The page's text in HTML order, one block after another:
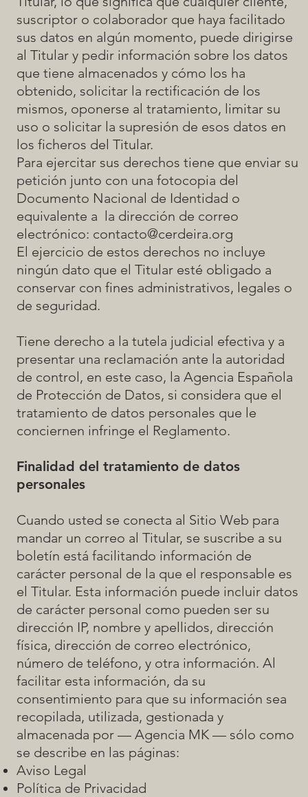
suscriptor o colaborador que haya facilitado
sus datos en algún momento, puede dirigirse
al Titular y pedir información sobre los datos
que tiene almacenados y cómo los ha
obtenido, solicitar la rectificación de los
mismos, oponerse al tratamiento, limitar su
uso o solicitar la supresión de esos datos en
los ficheros del Titular.
Para ejercitar sus derechos tiene que enviar su
petición junto con una fotocopia del
Documento Nacional de Identidad o
equivalente a la dirección de correo
electrónico: contacto@cerdeira.org
El ejercicio de estos derechos no incluye
ningún dato que el Titular esté obligado a
conservar con fines administrativos, legales o
de seguridad.
Tiene derecho a la tutela judicial efectiva y a
presentar una reclamación ante la autoridad
de control, en este caso, la Agencia Española
de Protección de Datos, si considera que el
tratamiento de datos personales que le
conciernen infringe el Reglamento.
Finalidad del tratamiento de datos
personales
Cuando usted se conecta al Sitio Web para
mandar un correo al Titular, se suscribe a su
boletín está facilitando información de
carácter personal de la que el responsable es
el Titular. Esta información puede incluir datos
de carácter personal como pueden ser su
dirección IP, nombre y apellidos, dirección
física, dirección de correo electrónico,
número de teléfono, y otra información. Al
facilitar esta información, da su
consentimiento para que su información sea
recopilada, utilizada, gestionada y
almacenada por — Agencia MK — sólo como
se describe en las páginas:
Aviso Legal
Política de Privacidad